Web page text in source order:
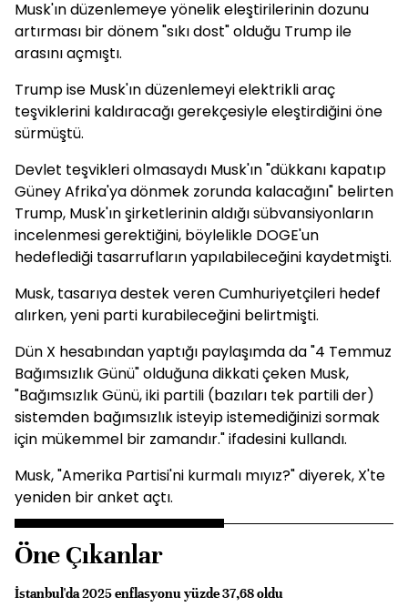
Musk'ın düzenlemeye yönelik eleştirilerinin dozunu
artırması bir dönem "sıkı dost" olduğu Trump ile
arasını açmıştı.
Trump ise Musk'ın düzenlemeyi elektrikli araç
teşviklerini kaldıracağı gerekçesiyle eleştirdiğini öne
sürmüştü.
Devlet teşvikleri olmasaydı Musk'ın "dükkanı kapatıp
Güney Afrika'ya dönmek zorunda kalacağını" belirten
Trump, Musk'ın şirketlerinin aldığı sübvansiyonların
incelenmesi gerektiğini, böylelikle DOGE'un
hedeflediği tasarrufların yapılabileceğini kaydetmişti.
Musk, tasarıya destek veren Cumhuriyetçileri hedef
alırken, yeni parti kurabileceğini belirtmişti.
Dün X hesabından yaptığı paylaşımda da "4 Temmuz
Bağımsızlık Günü" olduğuna dikkati çeken Musk,
"Bağımsızlık Günü, iki partili (bazıları tek partili der)
sistemden bağımsızlık isteyip istemediğinizi sormak
için mükemmel bir zamandır." ifadesini kullandı.
Musk, "Amerika Partisi'ni kurmalı mıyız?" diyerek, X'te
yeniden bir anket açtı.
Öne Çıkanlar
İstanbul'da 2025 enflasyonu yüzde 37,68 oldu